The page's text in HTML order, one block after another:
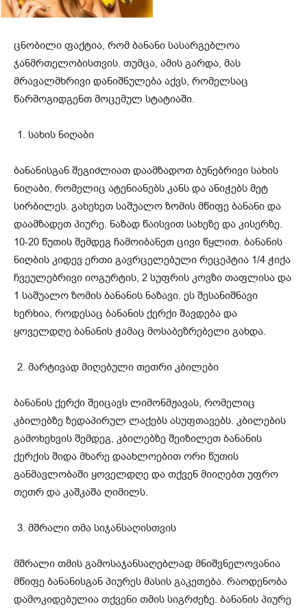
ცნობილი ფაქტია, რომ ბანანი სასარგებლოა
ჯანმრთელობისთვის. თუმცა, ამის გარდა, მას
მრავალმხრივი დანიშნულება აქვს, რომელსაც
წარმოგიდგენთ მოცემულ სტატიაში.
სახის ნიღაბი
ბანანისგან შეგიძლიათ დაამზადოთ ბუნებრივი სახის
ნიღაბი, რომელიც ატენიანებს კანს და ანიჭებს მეტ
სირბილეს. გახეხეთ საშუალო ზომის მწიფე ბანანი და
დაამზადეთ პიურე. ნაზად წაისვით სახეზე და კისერზე.
10-20 წუთის შემდეგ ჩამოიბანეთ ცივი წყლით. ბანანის
ნიღბის კიდევ ერთი გავრცელებული რეცეპტია 1/4 ჭიქა
ჩვეულებრივი იოგურტის, 2 სუფრის კოვზი თაფლისა და
1 საშუალო ზომის ბანანის ნაზავი. ეს შესანიშნავი
ხერხია, როდესაც ბანანის ქერქი შავდება და
ყოველდღე ბანანის ჭამაც მოსაბეზრებელი გახდა.
მარტივად მიღებული თეთრი კბილები
ბანანის ქერქი შეიცავს ლიმონმჟავას, რომელიც
კბილებზე ზედაპირულ ლაქებს ასუფთავებს. კბილების
გამოხეხვის შემდეგ, კბილებზე შეიზილეთ ბანანის
ქერქის შიდა მხარე დაახლოებით ორი წუთის
განმავლობაში ყოველდღე და თქვენ მიიღებთ უფრო
თეთრ და კაშკაშა ღიმილს.
მშრალი თმა სიჯანსაღისთვის
მშრალი თმის გამოსაჯანსაღებლად მნიშვნელოვანია
მწიფე ბანანისგან პიურეს მასის გაკეთება. რაოდენობა
დამოკიდებულია თქვენი თმის სიგრძეზე. ბანანის პიურე